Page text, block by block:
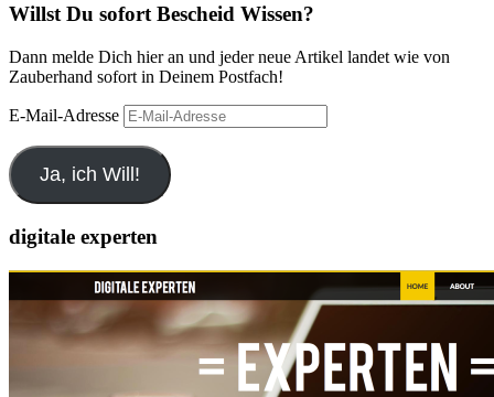
Willst Du sofort Bescheid Wissen?
Dann melde Dich hier an und jeder neue Artikel landet wie von
Zauberhand sofort in Deinem Postfach!
E-Mail-Adresse
Ja, ich Will!
digitale experten